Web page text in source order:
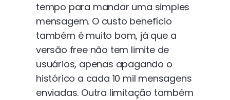
tempo para mandar uma simples
mensagem. O custo benefício
também é muito bom, já que a
versão free não tem limite de
usuários, apenas apagando o
histórico a cada 10 mil mensagens
enviadas. Outra limitação também